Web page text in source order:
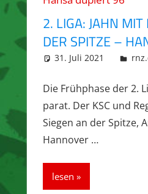
2. LIGA: JAHN MIT
DER SPITZE –
31. Juli 2021
Die Frühphase der 2.
parat. Der KSC und
Siegen an der Spitze,
Hannover …
lesen